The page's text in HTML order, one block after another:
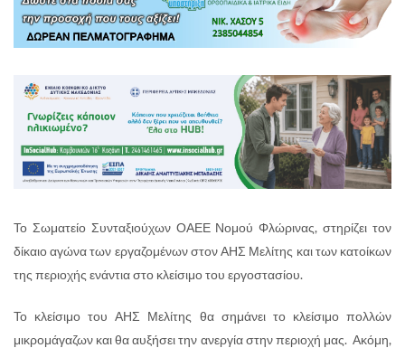
Το Σωματείο Συνταξιούχων ΟΑΕΕ Νομού Φλώρινας, στηρίζει τον
δίκαιο αγώνα των εργαζομένων στον ΑΗΣ Μελίτης και των κατοίκων
της περιοχής ενάντια στο κλείσιμο του εργοστασίου.
Το κλείσιμο του ΑΗΣ Μελίτης θα σημάνει το κλείσιμο πολλών
μικρομάγαζων και θα αυξήσει την ανεργία στην περιοχή μας. Ακόμη,